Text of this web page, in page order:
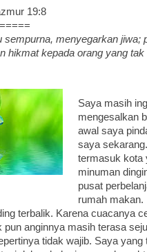
19:8
sempurna, menyegarkan jiwa;
hikmat kepada orang yang tak
Saya masih
mengesalkan
awal saya
saya
termasuk kota
minuman
pusat
rumah makan.
terbalik. Karena cuacanya
pun anginnya masih terasa
tidak wajib. Saya